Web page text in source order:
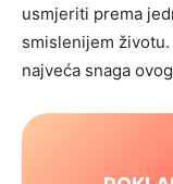
usmjeriti prema
smislenijem
najveća snaga